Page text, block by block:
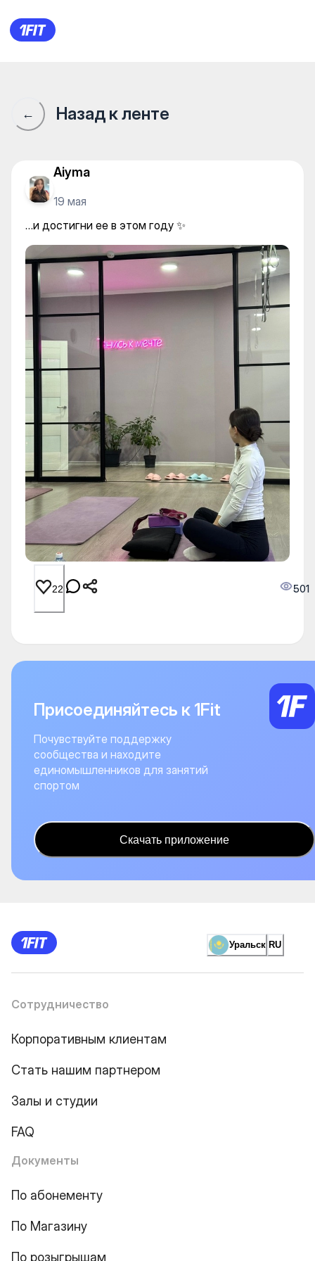
…и достигни ее в этом году
← Назад к ленте
Aiyma
19 мая
…и достигни ее в этом году ✨
22 501
Присоединяйтесь к 1Fit
Почувствуйте поддержку
сообщества и находите
единомышленников для занятий
спортом
Скачать приложение
Уральск RU
Сотрудничество
Корпоративным клиентам
Стать нашим партнером
Залы и студии
FAQ
Документы
По абонементу
По Магазину
По розыгрышам